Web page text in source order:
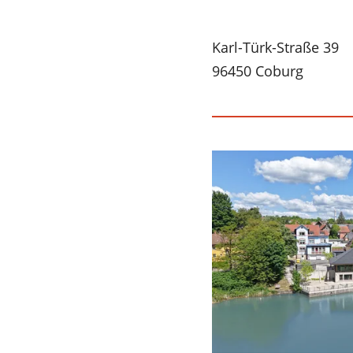
Karl-Türk-Straße 39
96450 Coburg